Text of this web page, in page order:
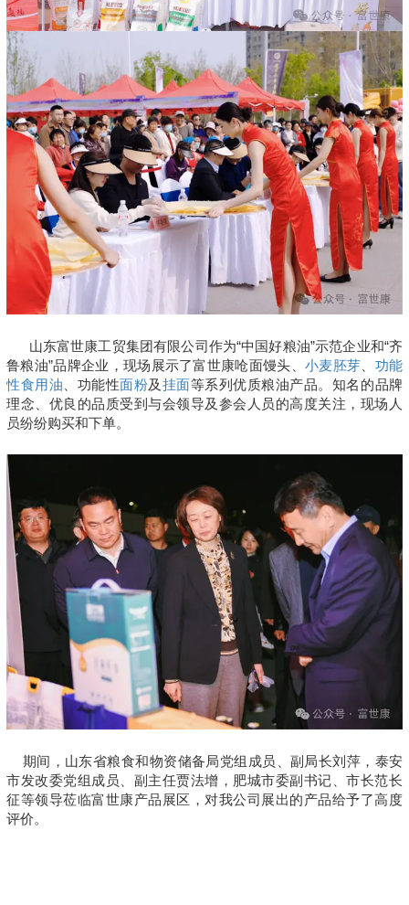
山东富世康工贸集团有限公司作为“中国好粮油”示范企业和“齐
鲁粮油”品牌企业，现场展示了富世康呛面馒头、小麦胚芽
功能
性食用油 、功能性面粉及 挂面等系列优质粮油产品。知名的品牌
理念、优良的品质受到与会领导及参会人员的高度关注，现场人
员纷纷购买和下单。
期间，山东省粮食和物资储备局党组成员、副局长刘萍，泰安
市发改委党组成员、副主任贾法增，肥城市委副书记、市长范长
征等领导莅临富世康产品展区，对我公司展出的产品给予了高度
评价。